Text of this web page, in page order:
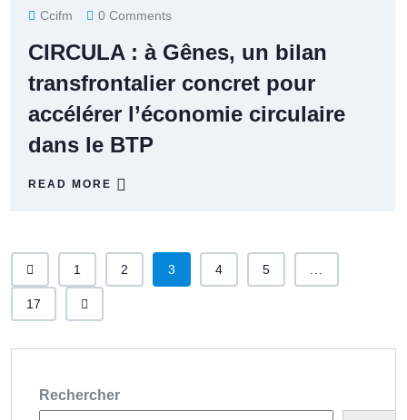
Ccifm 0 Comments
CIRCULA : à Gênes, un bilan
transfrontalier concret pour
accélérer l’économie circulaire
dans le BTP
READ MORE
1 2 3 4 5
17
Rechercher